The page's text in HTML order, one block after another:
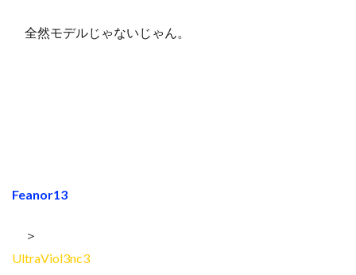
全然モデルじゃないじゃん。
Feanor13
＞
UltraViol3nc3